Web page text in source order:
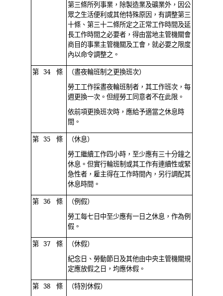
第三條所列事業，除製造業及礦業外，因公
眾之生活便利或其他特殊原因，有調整第三
十條、第三十二條所定之正常工作時間及延
長工作時間之必要者，得由當地主管機關會
商目的事業主管機關及工會，就必要之限度
內以命令調整之。
第 34 條
（晝夜輪班制之更換班次）
勞工工作採晝夜輪班制者，其工作班次，每
週更換一次。但經勞工同意者不在此限。
依前項更換班次時，應給予適當之休息時
間。
第 35 條
（休息）
勞工繼續工作四小時，至少應有三十分鐘之
休息。但實行輪班制或其工作有連續性或緊
急性者，雇主得在工作時間內，另行調配其
休息時間。
第 36 條
（例假）
勞工每七日中至少應有一日之休息，作為例
假。
第 37 條
（休假）
紀念日、勞動節日及其他由中央主管機關規
定應放假之日，均應休假。
第 38 條
（特別休假）